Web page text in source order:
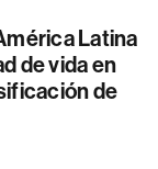
Latina
de vida en
de